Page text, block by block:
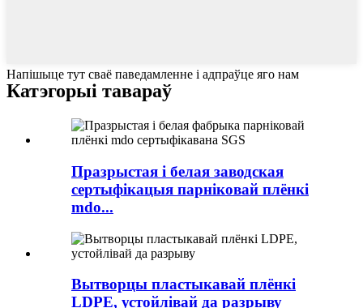
Напішыце тут сваё паведамленне і адпраўце яго нам
Катэгорыі тавараў
Празрыстая і белая заводская
сертыфікацыя парніковай плёнкі
mdo...
Вытворцы пластыкавай плёнкі
LDPE, устойлівай да разрыву